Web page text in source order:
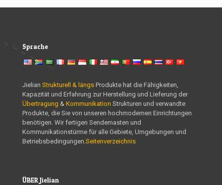
Sprache
Jielian Strukturell & längs Produkte hat die Fähigkeiten,
Kapazität und Erfahrung zur Herstellung und Lieferung der
Übertragung & Kommunikation Strukturen und verwandte
Produkte, die Sie von unseren hochmodernen Einrichtungen
benötigen. Wir fertigen Sendemasten und
Kommunikationstürme für alle Gebiete, Umgebungen und
Betriebsbedingungen.Seitenverzeichnis
ÜBER Jielian